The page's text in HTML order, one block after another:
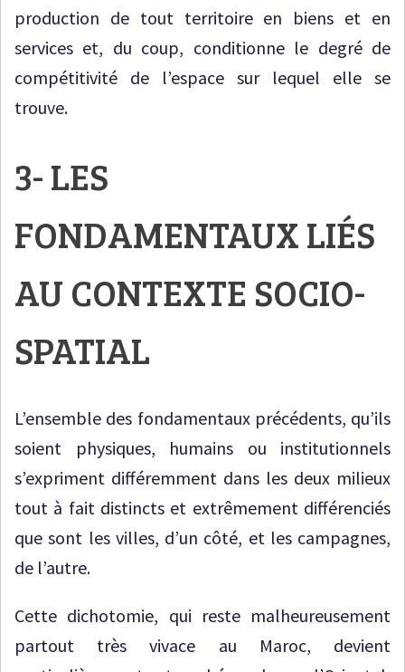
production de tout territoire en biens et en
services et, du coup, conditionne le degré de
compétitivité de l’espace sur lequel elle se
trouve.
3- LES
FONDAMENTAUX LIÉS
AU CONTEXTE SOCIO-
SPATIAL
L’ensemble des fondamentaux précédents, qu’ils
soient physiques, humains ou institutionnels
s’expriment différemment dans les deux milieux
tout à fait distincts et extrêmement différenciés
que sont les villes, d’un côté, et les campagnes,
de l’autre.
Cette dichotomie, qui reste malheureusement
partout très vivace au Maroc, devient